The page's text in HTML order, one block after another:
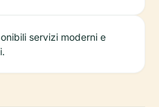
servizi moderni e